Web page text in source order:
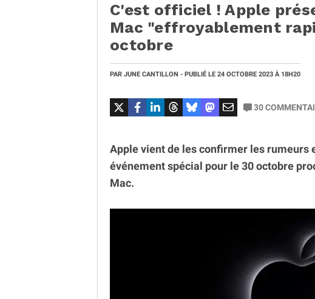
C'est officiel ! Apple
Mac "effroyablement
octobre
PAR JUNE CANTILLON - PUBLIÉ LE 24 OCTOBRE 2023 À 18H20
30
Apple vient de les confirmer les rumeurs
événement spécial pour le 30 octobre
Mac.